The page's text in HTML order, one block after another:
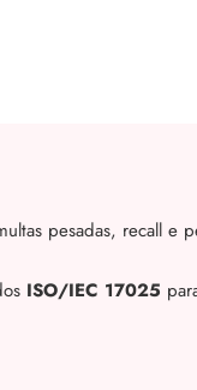
pesadas, recall e
ISO/IEC 17025